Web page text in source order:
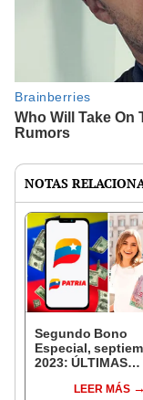
NOTAS
Segundo Bono
Especial,
2023: ÚLTIMAS
cuánto será el
LEER MÁS